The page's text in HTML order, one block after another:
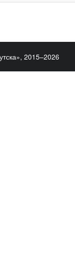
2015–2026